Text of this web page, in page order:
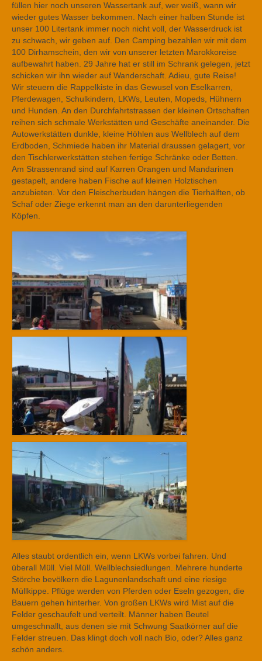
füllen hier noch unseren Wassertank auf, wer weiß, wann wir
wieder gutes Wasser bekommen. Nach einer halben Stunde ist
unser 100 Litertank immer noch nicht voll, der Wasserdruck ist
zu schwach, wir geben auf. Den Camping bezahlen wir mit dem
100 Dirhamschein, den wir von unserer letzten Marokkoreise
aufbewahrt haben. 29 Jahre hat er still im Schrank gelegen, jetzt
schicken wir ihn wieder auf Wanderschaft. Adieu, gute Reise!
Wir steuern die Rappelkiste in das Gewusel von Eselkarren,
Pferdewagen, Schulkindern, LKWs, Leuten, Mopeds, Hühnern
und Hunden. An den Durchfahrtstrassen der kleinen Ortschaften
reihen sich schmale Werkstätten und Geschäfte aneinander. Die
Autowerkstätten dunkle, kleine Höhlen aus Wellblech auf dem
Erdboden, Schmiede haben ihr Material draussen gelagert, vor
den Tischlerwerkstätten stehen fertige Schränke oder Betten.
Am Strassenrand sind auf Karren Orangen und Mandarinen
gestapelt, andere haben Fische auf kleinen Holztischen
anzubieten. Vor den Fleischerbuden hängen die Tierhälften, ob
Schaf oder Ziege erkennt man an den darunterliegenden
Köpfen.
Alles staubt ordentlich ein, wenn LKWs vorbei fahren. Und
überall Müll. Viel Müll. Wellblechsiedlungen. Mehrere hunderte
Störche bevölkern die Lagunenlandschaft und eine riesige
Müllkippe. Pflüge werden von Pferden oder Eseln gezogen, die
Bauern gehen hinterher. Von großen LKWs wird Mist auf die
Felder geschaufelt und verteilt. Männer haben Beutel
umgeschnallt, aus denen sie mit Schwung Saatkörner auf die
Felder streuen. Das klingt doch voll nach Bio, oder? Alles ganz
schön anders.